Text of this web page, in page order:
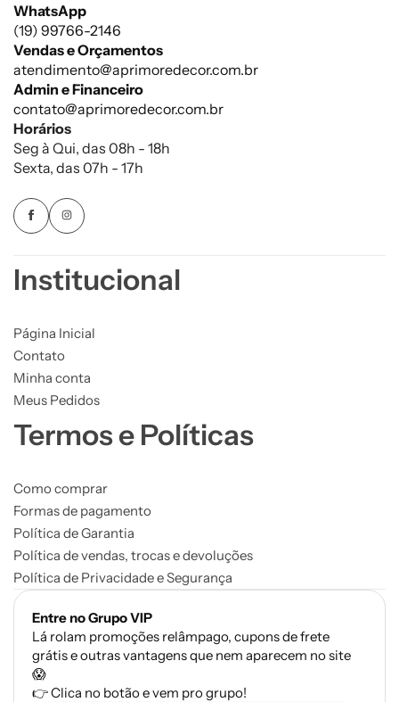
WhatsApp
(19) 99766-2146
Vendas e Orçamentos
atendimento@aprimoredecor.com.br
Admin e Financeiro
contato@aprimoredecor.com.br
Horários
Seg à Qui, das 08h - 18h
Sexta, das 07h - 17h
Institucional
Página Inicial
Contato
Minha conta
Meus Pedidos
Termos e Políticas
Como comprar
Formas de pagamento
Política de Garantia
Política de vendas, trocas e devoluções
Política de Privacidade e Segurança
Entre no Grupo VIP
Lá rolam promoções relâmpago, cupons de frete
grátis e outras vantagens que nem aparecem no site
😱
👉 Clica no botão e vem pro grupo!